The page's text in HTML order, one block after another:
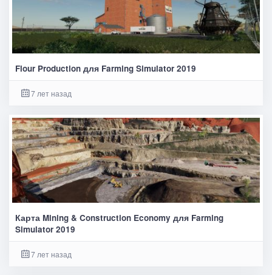
Flour Production для Farming Simulator 2019
7 лет назад
Карта Mining & Construction Economy для Farming
Simulator 2019
7 лет назад